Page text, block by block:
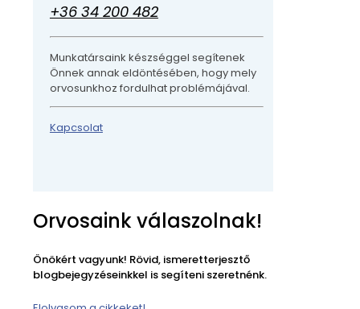
+36 34 200 482
Munkatársaink készséggel segítenek
Önnek annak eldöntésében, hogy mely
orvosunkhoz fordulhat problémájával.
Kapcsolat
Orvosaink válaszolnak!
Önökért vagyunk! Rövid, ismeretterjesztő
blogbejegyzéseinkkel is segíteni szeretnénk.